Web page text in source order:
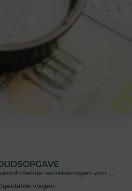
De verschillende verzekeringen voor particulieren
vragen